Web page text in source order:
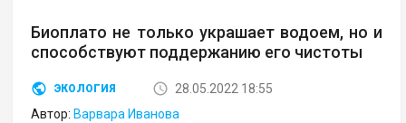
Биоплато не только украшает водоем, но и
способствуют поддержанию его чистоты
ЭКОЛОГИЯ
28.05.2022 18:55
Автор: Варвара Иванова